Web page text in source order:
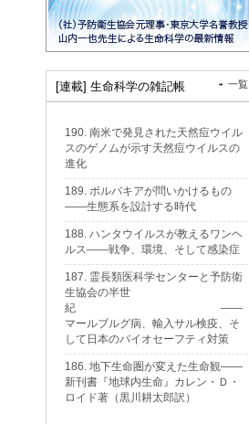
[連載] 生命科学の雑記帳 一覧
190. 南米で発見された天然痘ウイル
スのゲノムが示す天然痘ウイルスの
進化
189. ボルバキアが問いかけるもの
——生態系を設計する時代
188. ハンタウイルスが教えるワンヘ
ルス——戦争、環境、そして感染症
187. 霊長類医科学センターと予防衛
生協会の半世
紀 ——
マールブルグ病、輸入サル検疫、そ
して日本のバイオセーフティ対策
186. 地下生命圏が変えた生命観——
新刊書『地球内生命』カレン・Ｄ・
ロイド著（黒川耕太郎訳）